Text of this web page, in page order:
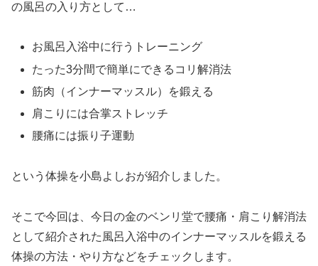
の風呂の入り方として…
お風呂入浴中に行うトレーニング
たった3分間で簡単にできるコリ解消法
筋肉（インナーマッスル）を鍛える
肩こりには合掌ストレッチ
腰痛には振り子運動
という体操を小島よしおが紹介しました。
そこで今回は、今日の金のベンリ堂で腰痛・肩こり解消法
として紹介された風呂入浴中のインナーマッスルを鍛える
体操の方法・やり方などをチェックします。